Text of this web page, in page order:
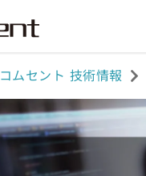
コムセント 技術情報